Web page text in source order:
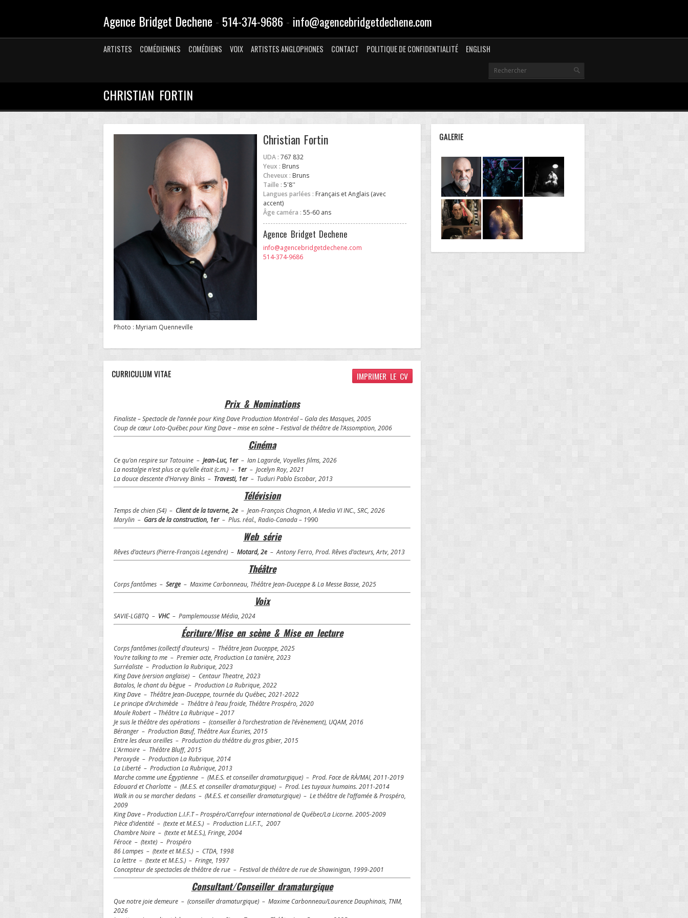
Agence Bridget Dechene - 514-374-9686 - info@agencebridgetdechene.com
ARTISTES COMÉDIENNES COMÉDIENS VOIX ARTISTES ANGLOPHONES CONTACT POLITIQUE DE CONFIDENTIALITÉ ENGLISH
CHRISTIAN FORTIN
Photo : Myriam Quenneville
Christian Fortin
UDA : 767 832
Yeux : Bruns
Cheveux : Bruns
Taille : 5'8''
Langues parlées : Français et Anglais (avec
accent)
Âge caméra : 55-60 ans
Agence Bridget Dechene
info@agencebridgetdechene.com
514-374-9686
CURRICULUM VITAE IMPRIMER LE CV
Prix & Nominations
Finaliste – Spectacle de l’année pour King Dave Production Montréal – Gala des Masques, 2005
Coup de cœur Loto-Québec pour King Dave – mise en scène – Festival de théâtre de l’Assomption, 2006
Cinéma
Ce qu’on respire sur Tatouine – Jean-Luc, 1er– Ian Lagarde, Voyelles films, 2026
La nostalgie n’est plus ce qu’elle était (c.m.) – 1er – Jocelyn Roy, 2021
La douce descente d’Harvey Binks – Travesti, 1er– Tuduri Pablo Escobar, 2013
Télévision
Temps de chien (S4) – Client de la taverne, 2e – Jean-François Chagnon, A Media VI INC., SRC, 2026
Marylin – Gars de la construction, 1er– Plus. réal., Radio-Canada – 1990
Web série
Rêves d’acteurs (Pierre-François Legendre) – Motard, 2e – Antony Ferro, Prod. Rêves d’acteurs, Artv, 2013
Théâtre
Corps fantômes – Serge – Maxime Carbonneau, Théâtre Jean-Duceppe & La Messe Basse, 2025
Voix
SAVIE-LGBTQ – VHC– Pamplemousse Média, 2024
Écriture/Mise en scène & Mise en lecture
Corps fantômes (collectif d’auteurs) – Théâtre Jean Duceppe, 2025
You’re talking to me – Premier acte, Production La tanière, 2023
Surréaliste – Production la Rubrique, 2023
King Dave (version anglaise) – Centaur Theatre, 2023
Batalos, le chant du bègue – Production La Rubrique, 2022
King Dave – Théâtre Jean-Duceppe, tournée du Québec, 2021-2022
Le principe d’Archimède – Théâtre à l’eau froide, Théâtre Prospéro, 2020
Moule Robert – Théâtre La Rubrique – 2017
Je suis le théâtre des opérations – (conseiller à l’orchestration de l’évènement), UQAM, 2016
Béranger – Production Bœuf, Théâtre Aux Écuries, 2015
Entre les deux oreilles – Production du théâtre du gros gibier, 2015
L’Armoire – Théâtre Bluff, 2015
Peroxyde – Production La Rubrique, 2014
La Liberté – Production La Rubrique, 2013
Marche comme une Égyptienne – (M.E.S. et conseiller dramaturgique) – Prod. Face de RÀ/MAI, 2011-2019
Edouard et Charlotte – (M.E.S. et conseiller dramaturgique) – Prod. Les tuyaux humains. 2011-2014
Walk in ou se marcher dedans – (M.E.S. et conseiller dramaturgique) – Le théâtre de l’affamée & Prospéro,
2009
King Dave – Production L.I.F.T – Prospéro/Carrefour international de Québec/La Licorne. 2005-2009
Pièce d’identité – (texte et M.E.S.) – Production L.I.F.T., 2007
Chambre Noire – (texte et M.E.S.), Fringe, 2004
Féroce – (texte) – Prospéro
86 Lampes – (texte et M.E.S.) – CTDA, 1998
La lettre – (texte et M.E.S.) – Fringe, 1997
Concepteur de spectacles de théâtre de rue – Festival de théâtre de rue de Shawinigan, 1999-2001
Consultant/Conseiller dramaturgique
Que notre joie demeure – (conseiller dramaturgique) – Maxime Carbonneau/Laurence Dauphinais, TNM,
2026
GALERIE